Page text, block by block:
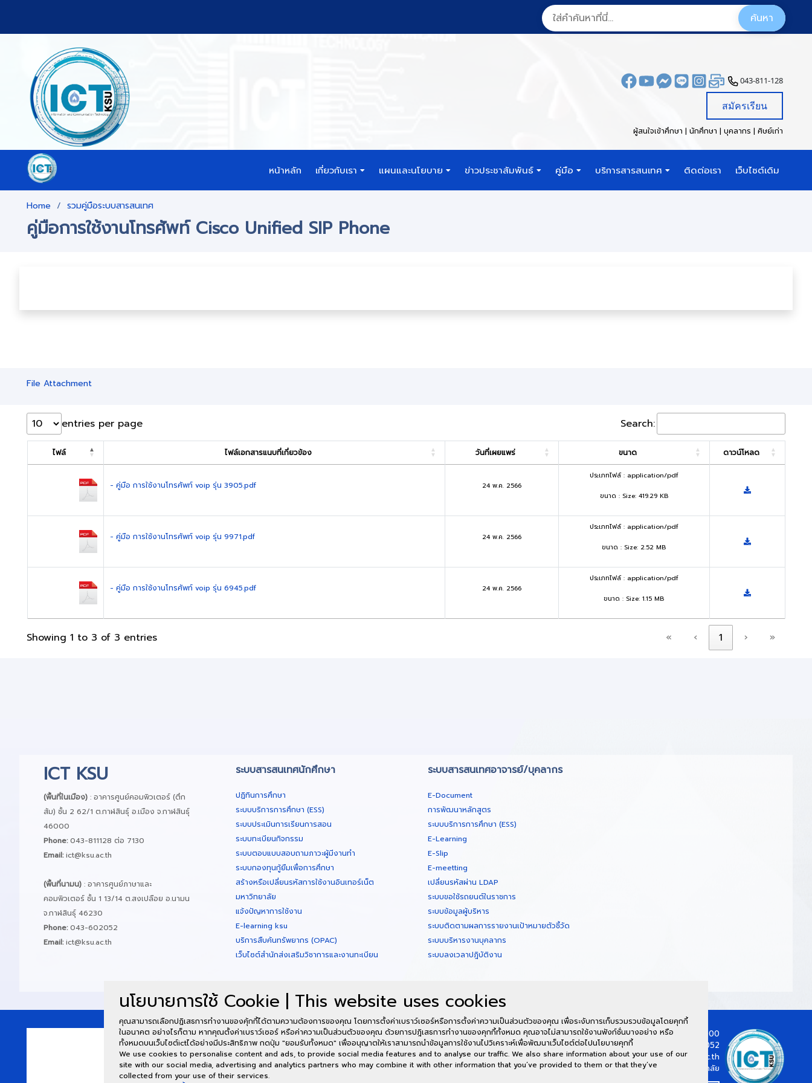
043-811-128
สมัครเรียน
ผู้สนใจเข้าศึกษา | นักศึกษา | บุคลากร | ศิษย์เก่า
หน้าหลัก เกี่ยวกับเรา แผนและนโยบาย ข่าวประชาสัมพันธ์ คู่มือ บริการสารสนเทศ ติดต่อเรา เว็บไซต์เดิม
Home รวมคู่มือระบบสารสนเทศ
คู่มือการใช้งานโทรศัพท์ Cisco Unified SIP Phone
File Attachment
entries per page Search:
ไฟล์ ไฟล์เอกสารแนบที่เกี่ยวข้อง วันที่เผยแพร่ ขนาด ดาวน์โหลด
- คู่มือ การใช้งานโทรศัพท์ voip รุ่น 3905.pdf 24 พ.ค. 2566
ประเภทไฟล์ : application/pdf
ขนาด : Size: 419.29 KB
- คู่มือ การใช้งานโทรศัพท์ voip รุ่น 9971.pdf 24 พ.ค. 2566
ประเภทไฟล์ : application/pdf
ขนาด : Size: 2.52 MB
- คู่มือ การใช้งานโทรศัพท์ voip รุ่น 6945.pdf 24 พ.ค. 2566
ประเภทไฟล์ : application/pdf
ขนาด : Size: 1.15 MB
Showing 1 to 3 of 3 entries « ‹ 1 › »
ICT KSU
(พื้นที่ในเมือง) : อาคารศูนย์คอมพิวเตอร์ (ตึก
ส้ม) ชั้น 2 62/1 ต.กาฬสินธุ์ อ.เมือง จ.กาฬสินธุ์
46000
Phone:043-811128 ต่อ 7130
Email:ict@ksu.ac.th
(พื้นที่นามน) : อาคารศูนย์ภาษาและ
คอมพิวเตอร์ ชั้น 1 13/14 ต.สงเปลือย อ.นามน
จ.กาฬสินธุ์ 46230
Phone:043-602052
Email:ict@ksu.ac.th
ระบบสารสนเทศนักศึกษา
ปฏิทินการศึกษา
ระบบบริการการศึกษา (ESS)
ระบบประเมินการเรียนการสอน
ระบบทะเบียนกิจกรรม
ระบบตอบแบบสอบถามภาวะผู้มีงานทำ
ระบบกองทุนกู้ยืมเพื่อการศึกษา
สร้างหรือเปลี่ยนรหัสการใช้งานอินเทอร์เน็ต
มหาวิทยาลัย
แจ้งปัญหาการใช้งาน
E-learning ksu
บริการสืบค้นทรัพยากร (OPAC)
เว็บไซต์สำนักส่งเสริมวิชาการและงานทะเบียน
ระบบสารสนเทศอาจารย์/บุคลากร
E-Document
การพัฒนาหลักสูตร
ระบบบริการการศึกษา (ESS)
E-Learning
E-Slip
E-meetting
เปลี่ยนรหัสผ่าน LDAP
ระบบขอใช้รถยนต์ในราชการ
ระบบข้อมูลผู้บริหาร
ระบบติดตามผลการรายงานเป้าหมายตัวชี้วัด
ระบบบริหารงานบุคลากร
ระบบลงเวลาปฎิบัติงาน
อาคารศูนย์คอมพิวเตอร์ ชั้น 2 62/1 ต.กาฬสินธุ์ อ.เมือง จ.กาฬสินธุ์ 46000
(พื้นที่ในเมือง) : 043-811128 ต่อ 7130 (พื้นที่นามน) : 043-602052
ict@ksu.ac.th
พร้อมใจบริการ พัฒนางานไอที ปรับใช้เทคโนโลยี สนับสนุนมหาวิทยาลัย
นโยบายการใช้ Cookie | This website uses cookies
คุณสามารถเลือกปฏิเสธการทำงานของคุ้กกี้ได้ตามความต้องการของคุณ โดยการตั้งค่าเบราว์เซอร์หรือการตั้งค่าความเป็นส่วนตัวของคุณ เพื่อระงับการเก็บรวมรวบข้อมูลโดยคุกกี้
ในอนาคต อย่างไรก็ตาม หากคุณตั้งค่าเบราว์เซอร์ หรือค่าความเป็นส่วนตัวของคุณ ด้วยการปฎิเสธการทำงานของคุกกี้ทั้งหมด คุณอาจไม่สามารถใช้งานฟังก์ชั่นบางอย่าง หรือ
ทั้งหมดบนเว็บไซต์ictได้อย่างมีประสิทธิภาพ กดปุ่ม "ยอมรับทั้งหมด" เพื่ออนุญาตให้เราสามารถนำข้อมูลการใช้งานไปวิเคราะห์เพื่อพัฒนาเว็บไซต์ต่อไปนโยบายคุกกี้
We use cookies to personalise content and ads, to provide social media features and to analyse our traffic. We also share information about your use of our
site with our social media, advertising and analytics partners who may combine it with other information that you’ve provided to them or that they’ve
collected from your use of their services.